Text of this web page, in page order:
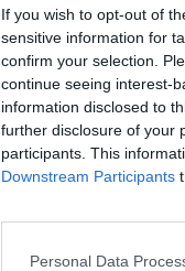
If you wish to opt-out of
sensitive information for
confirm your selection.
continue seeing interest-
information disclosed to
further disclosure of your
participants. This
Downstream Participants
Personal Data